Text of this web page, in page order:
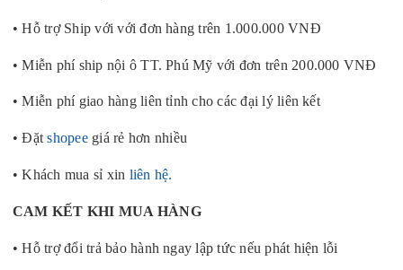
• Hỗ trợ Ship với với đơn hàng trên 1.000.000 VNĐ
• Miễn phí ship nội ô TT. Phú Mỹ với đơn trên 200.000 VNĐ
• Miễn phí giao hàng liên tỉnh cho các đại lý liên kết
• Đặtshopeegiá rẻ hơn nhiều
• Khách mua sỉ xin liên hệ.
CAM KẾT KHI MUA HÀNG
• Hỗ trợ đổi trả bảo hành ngay lập tức nếu phát hiện lỗi